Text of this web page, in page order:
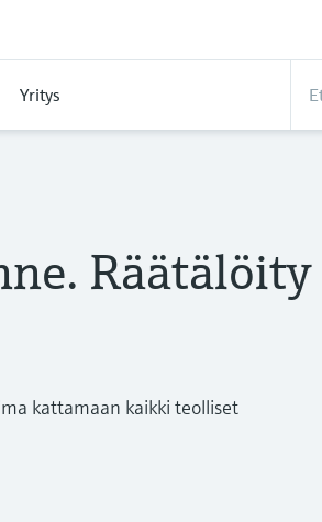
Yritys
Räätälöity
kattamaan kaikki teolliset